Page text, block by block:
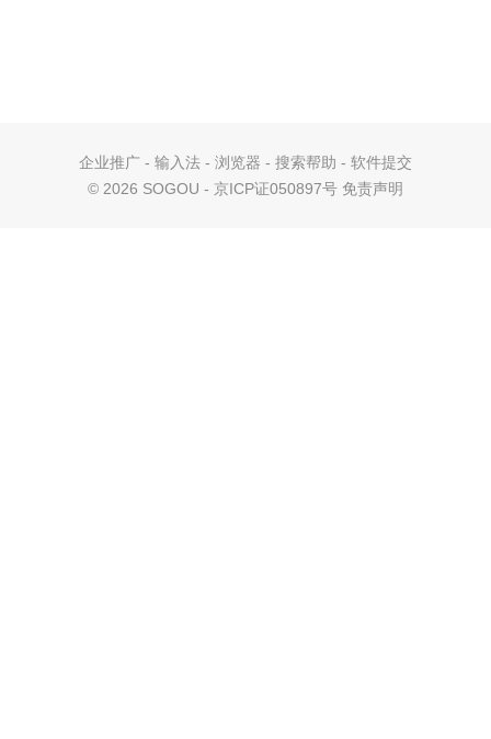
企业推广 - 输入法 - 浏览器 - 搜索帮助 - 软件提交
© 2026 SOGOU - 京ICP证050897号 免责声明